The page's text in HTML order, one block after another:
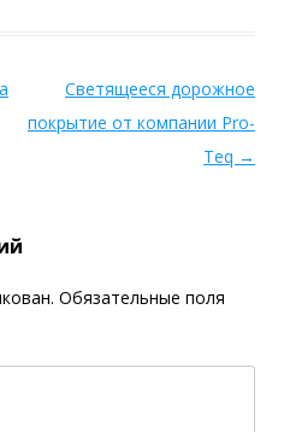
Светящееся дорожное
покрытие от компании Pro-
Teq →
Обязательные поля